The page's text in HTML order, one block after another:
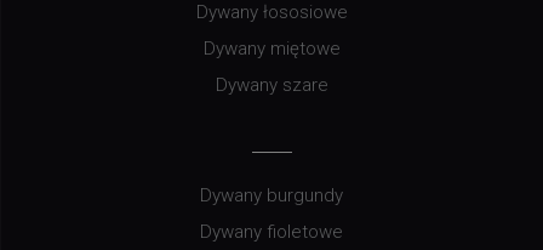
Dywany łososiowe
Dywany miętowe
Dywany szare
Dywany burgundy
Dywany fioletowe